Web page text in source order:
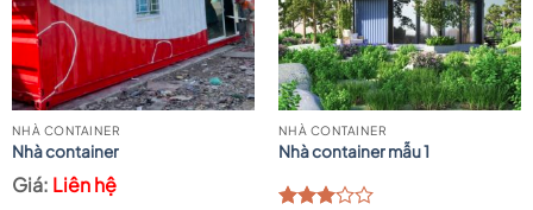
NHÀ CONTAINER
Nhà container
Liên hệ
NHÀ CONTAINER
Nhà container mẫu 1